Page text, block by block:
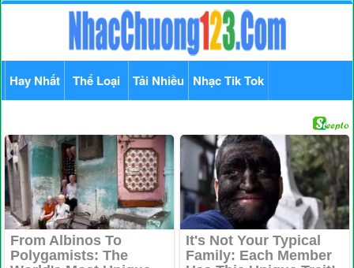
Hay Nhất Thể Loại Tải Nhiều Nhạc Tik Tok